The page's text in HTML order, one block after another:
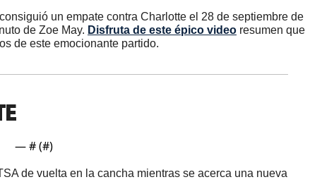
un empate contra Charlotte el 28 de septiembre de
de Zoe May. Disfruta de este épico video resumen que
de este emocionante partido.
— # (#)
de vuelta en la cancha mientras se acerca una nueva